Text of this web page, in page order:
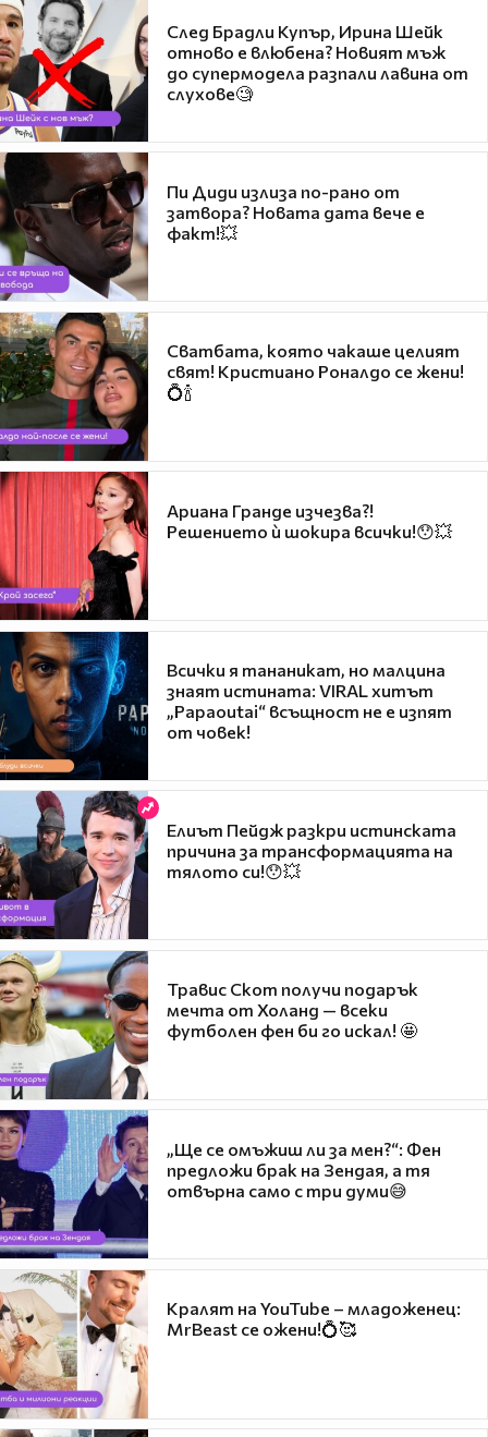
След Брадли Купър, Ирина Шейк
отново е влюбена? Новият мъж
до супермодела разпали лавина от
слухове🧐
Пи Диди излиза по-рано от
затвора? Новата дата вече е
факт!💥
Сватбата, която чакаше целият
свят! Кристиано Роналдо се жени!
💍🍾
Ариана Гранде изчезва?!
Решението ѝ шокира всички!😯💥
Всички я тананикат, но малцина
знаят истината: VIRAL хитът
„Papaoutai“ всъщност не е изпят
от човек!
Елиът Пейдж разкри истинската
причина за трансформацията на
тялото си!😯💥
Травис Скот получи подарък
мечта от Холанд — всеки
футболен фен би го искал! 🤩
„Ще се омъжиш ли за мен?“: Фен
предложи брак на Зендая, а тя
отвърна само с три думи😅
Кралят на YouTube – младоженец:
MrBeast се ожени!💍🥰